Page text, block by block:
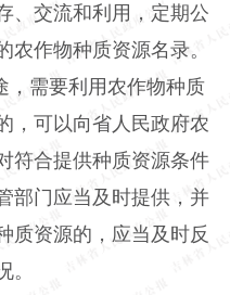
、交流和利用，定期公
作物种质资源名录。
，需要利用农作物种质
，可以向省人民政府农
符合提供种质资源条件
部门应当及时提供，并
质资源的，应当及时反
。